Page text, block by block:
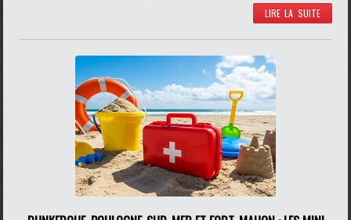
LIRE LA SUITE